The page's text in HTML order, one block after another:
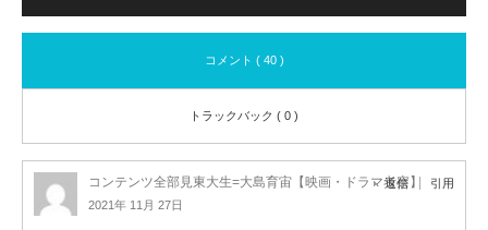
コメント ( 40 )
トラックバック ( 0 )
コンテンツ全部見東大生=大島育宙【映画・ドラマ考察】
2021年 11月 27日
返信 引用